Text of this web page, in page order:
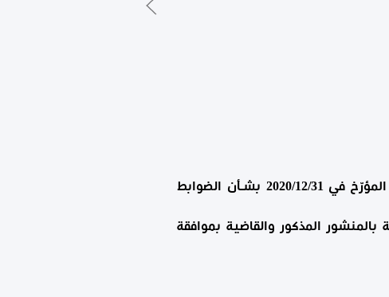
إستنــاداً إلى منشور إدارة الرقابة على المصارف والنقد بمصرف ليبيا المركزي رقم (9/2020) المؤرّخ في 2020/12/31 بشـأن الضوابط
وإيماءً إلى الفقرة رقم (5) من الضوابط العامة بالمنشور المذكور والقاضية بموافقة